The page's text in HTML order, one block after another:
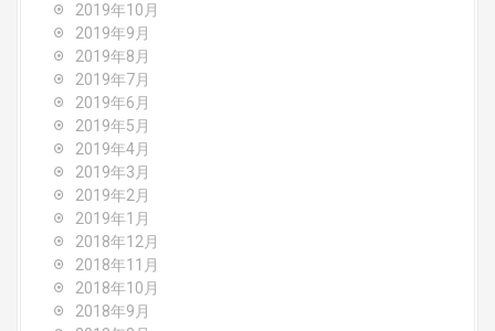
2019年10月
2019年9月
2019年8月
2019年7月
2019年6月
2019年5月
2019年4月
2019年3月
2019年2月
2019年1月
2018年12月
2018年11月
2018年10月
2018年9月